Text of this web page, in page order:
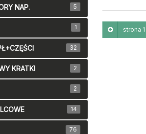
strona 1
NAP. 5
1
32
KRATKI 2
2
14
76